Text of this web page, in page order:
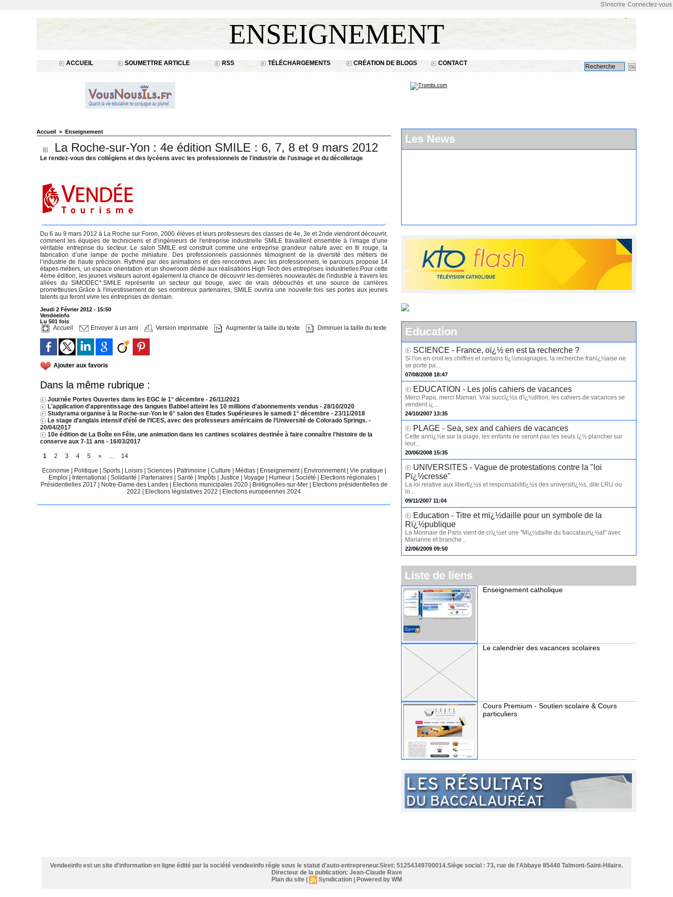
Connectez-vous
S'inscrire
ENSEIGNEMENT
ACCUEIL SOUMETTRE ARTICLE RSS TÉLÉCHARGEMENTS CRÉATION DE BLOGS CONTACT
Accueil > Enseignement
La Roche-sur-Yon : 4e édition SMILE : 6, 7, 8 et 9 mars 2012
Le rendez-vous des collégiens et des lycéens avec les professionnels de l'industrie de l'usinage et du décolletage
Du 6 au 9 mars 2012 à La Roche sur Foron, 2000 élèves et leurs professeurs des classes de 4e, 3e et 2nde viendront découvrir,
comment les équipes de techniciens et d’ingénieurs de l'entreprise industrielle SMILE travaillent ensemble à l’image d’une
véritable entreprise du secteur. Le salon SMILE est construit comme une entreprise grandeur nature avec en fil rouge, la
fabrication d’une lampe de poche miniature. Des professionnels passionnés témoignent de la diversité des métiers de
l’industrie de haute précision. Rythmé par des animations et des rencontres avec les professionnels, le parcours propose 14
étapes métiers, un espace orientation et un showroom dédié aux réalisations High Tech des entreprises industrielles.Pour cette
4ème édition, les jeunes visiteurs auront également la chance de découvrir les dernières nouveautés de l'industrie à travers les
allées du SIMODEC*.SMILE représente un secteur qui bouge, avec de vrais débouchés et une source de carrières
prometteuses.Grâce à l'investissement de ses nombreux partenaires, SMILE ouvrira une nouvelle fois ses portes aux jeunes
talents qui feront vivre les entreprises de demain.
Jeudi 2 Février 2012 - 15:50
Vendeeinfo
Lu 501 fois
Accueil Envoyer à un ami Version imprimable Augmenter la taille du texte Diminuer la taille du texte
Ajouter aux favoris
Dans la même rubrique :
Journée Portes Ouvertes dans les EGC le 1° décembre - 26/11/2021
L'application d'apprentissage des langues Babbel atteint les 10 millions d'abonnements vendus - 28/10/2020
Studyrama organise à la Roche-sur-Yon le 6° salon des Etudes Supérieures le samedi 1° décembre - 23/11/2018
Le stage d’anglais intensif d’été de l’ICES, avec des professeurs américains de l’Université de Colorado Springs. -
20/04/2017
10e édition de La Boîte en Fête, une animation dans les cantines scolaires destinée à faire connaître l'histoire de la
conserve aux 7-11 ans - 16/03/2017
1 2 3 4 5 » ... 14
Economie Politique Sports Loisirs Sciences Patrimoine Culture Médias Enseignement Environnement Vie pratique
Emploi
International Solidarité Partenaires Santé Impôts Justice Voyage Humeur Société Elections régionales
Présidentielles 2017
Notre-Dame des Landes Elections municipales 2020 Brétignolles-sur-Mer
Elections présidentielles de
2022
Elections législatives 2022 Elections européennes 2024
Les News
Education
SCIENCE - France, oï¿½ en est ta recherche ?
Si l'on en croit les chiffres et certains tï¿½moignages, la recherche franï¿½aise ne
se porte pa...
07/08/2008 18:47
EDUCATION - Les jolis cahiers de vacances
Merci Papa, merci Maman. Vrai succï¿½s d'ï¿½dition, les cahiers de vacances se
vendent ï¿...
24/10/2007 13:35
PLAGE - Sea, sex and cahiers de vacances
Cette annï¿½e sur la plage, les enfants ne seront pas les seuls ï¿½ plancher sur
leur...
20/06/2008 15:35
UNIVERSITES - Vague de protestations contre la "loi
Pï¿½cresse"
La loi relative aux libertï¿½s et responsabilitï¿½s des universitï¿½s, dite LRU ou
lo...
09/11/2007 11:04
Education - Titre et mï¿½daille pour un symbole de la
Rï¿½publique
La Monnaie de Paris vient de crï¿½er une "Mï¿½daille du baccalaurï¿½at" avec
Marianne et branche...
22/06/2009 09:50
Liste de liens
Enseignement catholique
Le calendrier des vacances scolaires
Cours Premium - Soutien scolaire & Cours
particuliers
Vendeeinfo est un site d'information en ligne édité par la société vendeeinfo régie sous le statut d'auto-entrepreneur.Siret: 51254349700014.Siège social : 73, rue de l'Abbaye 85440 Talmont-Saint-Hilaire.
Directeur de la publication: Jean-Claude Rave
Plan du site
Syndication Powered by WM